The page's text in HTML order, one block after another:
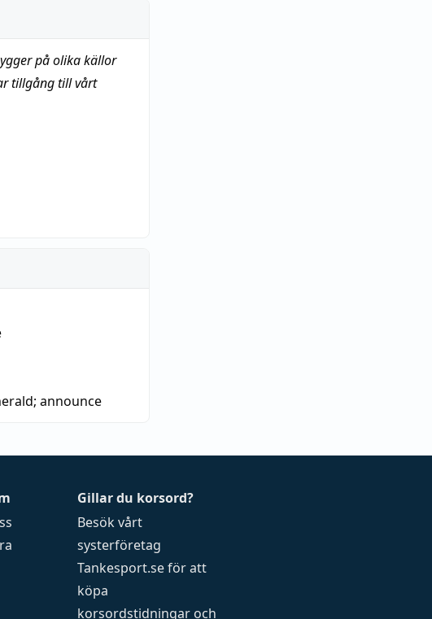
på olika källor
tillgång till vårt
; announce
Gillar du korsord?
Besök vårt
systerföretag
Tankesport.seför att
köpa
korsordstidningar och